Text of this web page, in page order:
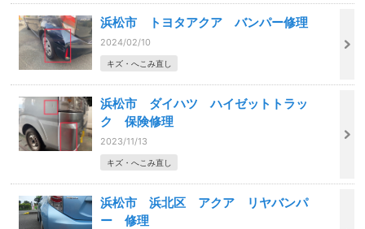
浜松市 トヨタアクア バンパー修理
2024/02/10
キズ・へこみ直し
浜松市 ダイハツ ハイゼットトラッ
ク 保険修理
2023/11/13
キズ・へこみ直し
浜松市 浜北区 アクア リヤバンパ
ー 修理